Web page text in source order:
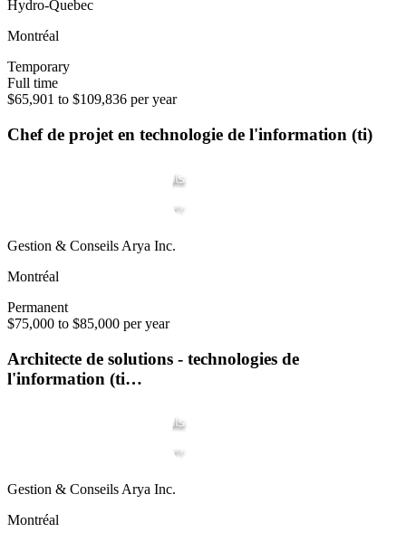
Hydro-Quebec
Montréal
Temporary
Full time
$65,901 to $109,836 per year
Chef de projet en technologie de l'information (ti)
Gestion & Conseils Arya Inc.
Montréal
Permanent
$75,000 to $85,000 per year
Architecte de solutions - technologies de
l'information (ti…
Gestion & Conseils Arya Inc.
Montréal